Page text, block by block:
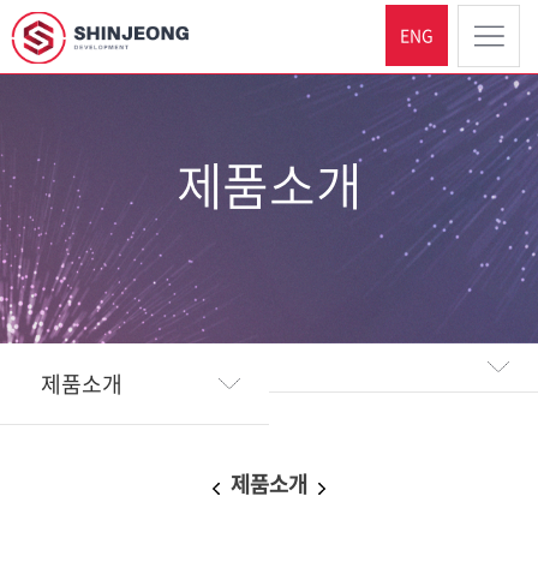
ENG
제품소개
제품소개
제품소개